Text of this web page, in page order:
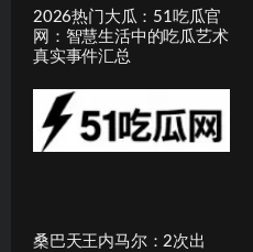
2026热门大瓜：51吃瓜官
网：智慧生活中的吃瓜艺术
真实事件汇总
桑巴天王内马尔：2次出